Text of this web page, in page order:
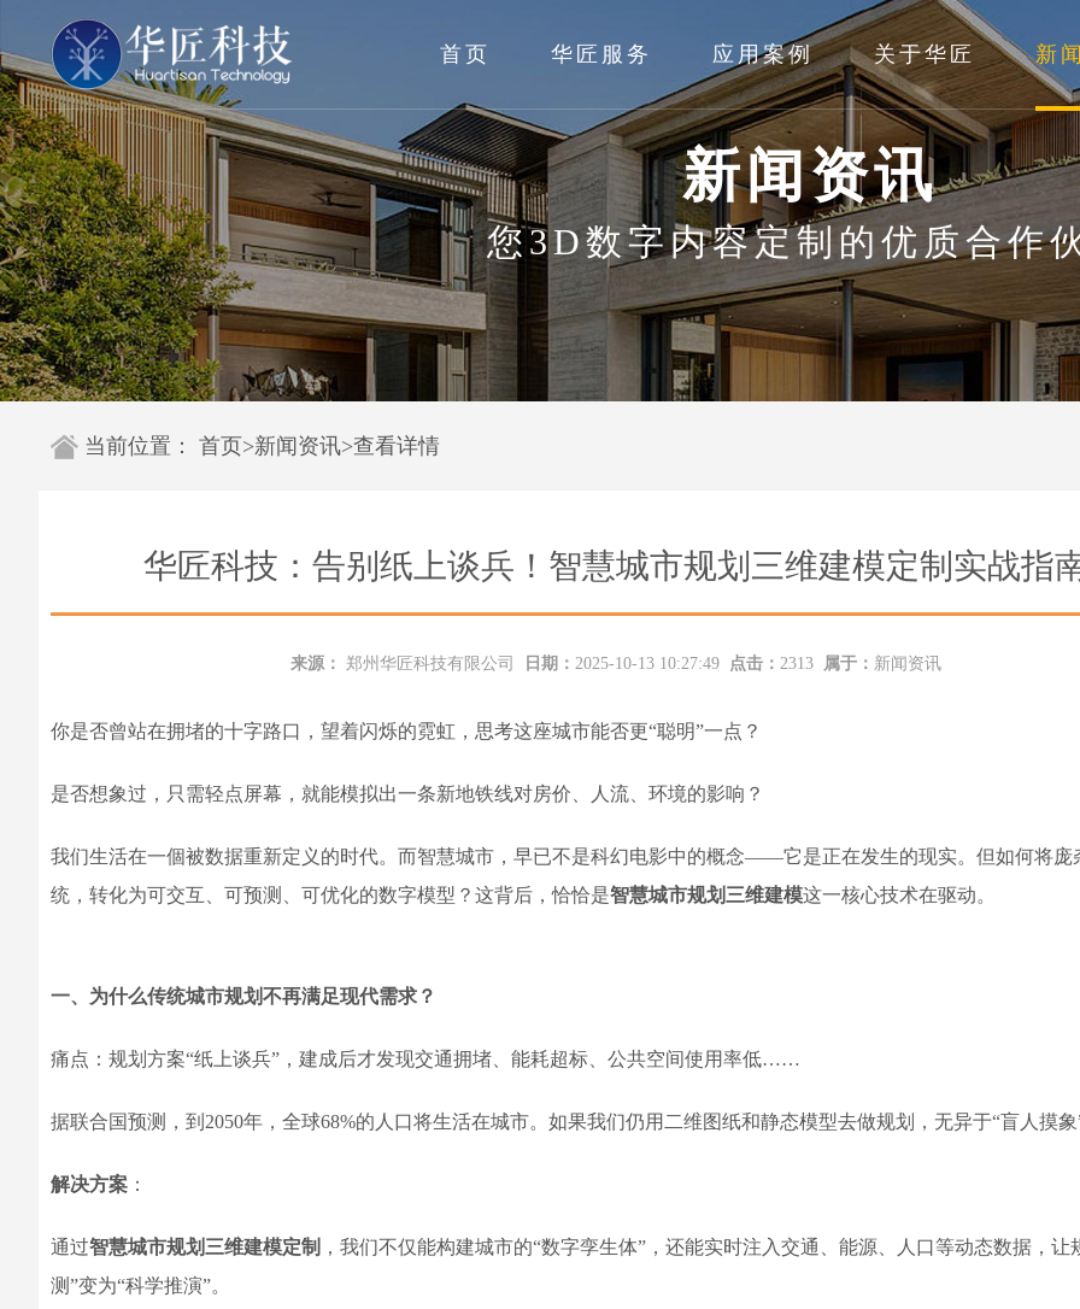
首页 华匠服务 应用案例 关于华匠 新
新闻资讯
您3D数字内容定制的优质合作
当前位置： 首页>新闻资讯>查看详情
华匠科技：告别纸上谈兵！智慧城市规划三维建模定制实战指
来源： 郑州华匠科技有限公司 日期： 2025-10-13 10:27:49 点击： 2313 属于： 新闻资讯
你是否曾站在拥堵的十字路口，望着闪烁的霓虹，思考这座城市能否更“聪明”一点？
是否想象过，只需轻点屏幕，就能模拟出一条新地铁线对房价、人流、环境的影响？
我们生活在一個被数据重新定义的时代。而智慧城市，早已不是科幻电影中的概念——它是正在发生的现实。但如何将庞
统，转化为可交互、可预测、可优化的数字模型？这背后，恰恰是智慧城市规划三维建模这一核心技术在驱动。
一、为什么传统城市规划不再满足现代需求？
痛点：规划方案“纸上谈兵”，建成后才发现交通拥堵、能耗超标、公共空间使用率低……
据联合国预测，到2050年，全球68%的人口将生活在城市。如果我们仍用二维图纸和静态模型去做规划，无异于“盲人摸象
解决方案 ：
通过智慧城市规划三维建模定制 ，我们不仅能构建城市的“数字孪生体”，还能实时注入交通、能源、人口等动态数据，让
测”变为“科学推演”。